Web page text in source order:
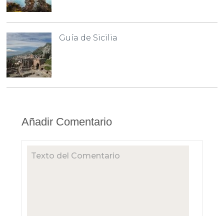
Guía de Sicilia
Añadir Comentario